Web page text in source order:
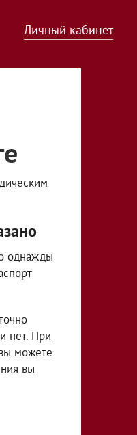
Личный кабинет
однажды
нет. При
можете
вы